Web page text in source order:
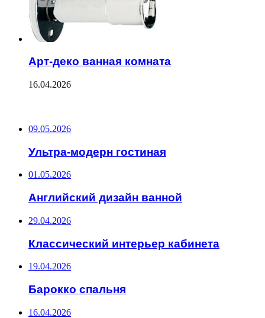
Арт-деко ванная комната
16.04.2026
09.05.2026
Ультра-модерн гостиная
01.05.2026
Английский дизайн ванной
29.04.2026
Классический интерьер кабинета
19.04.2026
Барокко спальня
16.04.2026